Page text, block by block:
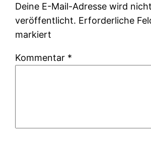
Deine E-Mail-Adresse wird nicht
veröffentlicht. Erforderliche
markiert
Kommentar *